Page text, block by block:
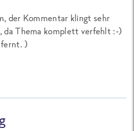
der Kommentar klingt sehr
da Thema komplett verfehlt :-)
)